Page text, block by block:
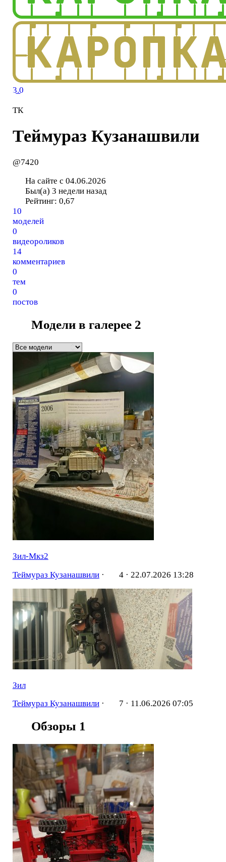
3.0
ТК
Теймураз Кузанашвили
@7420
На сайте с 04.06.2026
Был(а) 3 недели назад
Рейтинг: 0,67
10
моделей
0
видеороликов
14
комментариев
0
тем
0
постов
Модели в галерее 2
Зил-Мкз2
Теймураз Кузанашвили· 4 · 22.07.2026 13:28
Зил
Теймураз Кузанашвили· 7 · 11.06.2026 07:05
Обзоры 1